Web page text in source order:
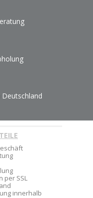
per SSL
innerhalb